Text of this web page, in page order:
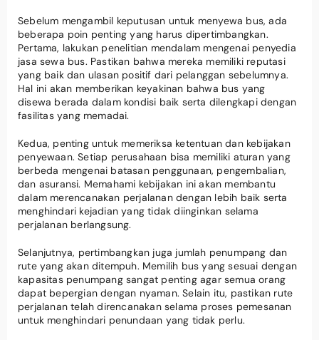
Sebelum mengambil keputusan untuk menyewa bus, ada
beberapa poin penting yang harus dipertimbangkan.
Pertama, lakukan penelitian mendalam mengenai penyedia
jasa sewa bus. Pastikan bahwa mereka memiliki reputasi
yang baik dan ulasan positif dari pelanggan sebelumnya.
Hal ini akan memberikan keyakinan bahwa bus yang
disewa berada dalam kondisi baik serta dilengkapi dengan
fasilitas yang memadai.
Kedua, penting untuk memeriksa ketentuan dan kebijakan
penyewaan. Setiap perusahaan bisa memiliki aturan yang
berbeda mengenai batasan penggunaan, pengembalian,
dan asuransi. Memahami kebijakan ini akan membantu
dalam merencanakan perjalanan dengan lebih baik serta
menghindari kejadian yang tidak diinginkan selama
perjalanan berlangsung.
Selanjutnya, pertimbangkan juga jumlah penumpang dan
rute yang akan ditempuh. Memilih bus yang sesuai dengan
kapasitas penumpang sangat penting agar semua orang
dapat bepergian dengan nyaman. Selain itu, pastikan rute
perjalanan telah direncanakan selama proses pemesanan
untuk menghindari penundaan yang tidak perlu.